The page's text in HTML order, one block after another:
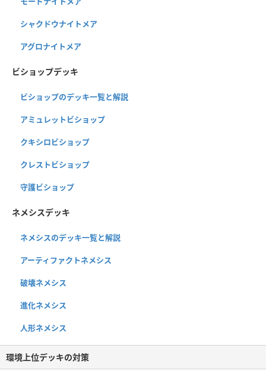
シャクドウナイトメア
アグロナイトメア
ビショップデッキ
ビショップのデッキ一覧と解説
アミュレットビショップ
クキシロビショップ
クレストビショップ
守護ビショップ
ネメシスデッキ
ネメシスのデッキ一覧と解説
アーティファクトネメシス
破壊ネメシス
進化ネメシス
人形ネメシス
環境上位デッキの対策